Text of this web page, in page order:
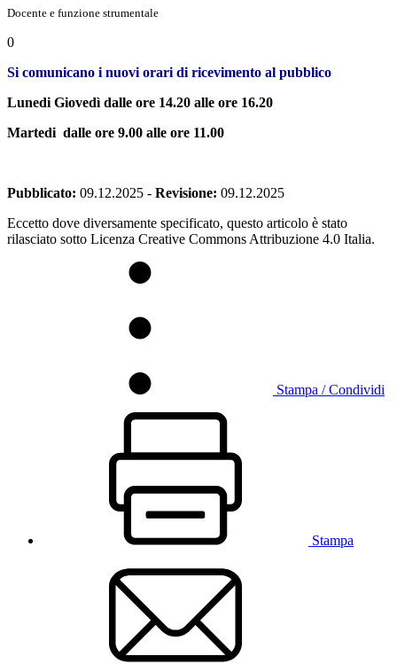
Docente e funzione strumentale
0
Si comunicano i nuovi orari di ricevimento al pubblico
Lunedi Giovedì dalle ore 14.20 alle ore 16.20
Martedi dalle ore 9.00 alle ore 11.00
Pubblicato: 09.12.2025 - Revisione: 09.12.2025
Eccetto dove diversamente specificato, questo articolo è stato
rilasciato sotto Licenza Creative Commons Attribuzione 4.0 Italia.
Stampa / Condividi
Stampa